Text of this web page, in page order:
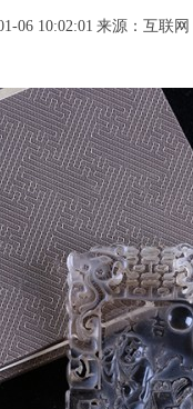
06 10:02:01 来源：互联网